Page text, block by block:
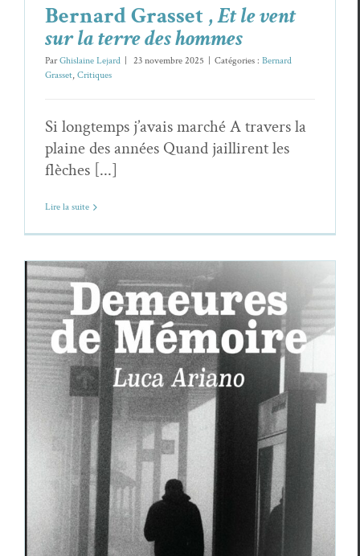
Bernard Grasset ,Et le vent
sur la terre des hommes
ParGhislaine Lejard 23 novembre 2025 Catégories : Bernard
Grasset, Critiques
Si longtemps j’avais marché A travers la
plaine des années Quand jaillirent les
flèches [...]
Lire la suite
Luca Ariano, Demeures de mémoire
Critiques Luca Ariano